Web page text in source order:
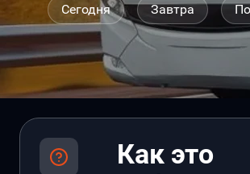
Сегодня Завтра
Как это